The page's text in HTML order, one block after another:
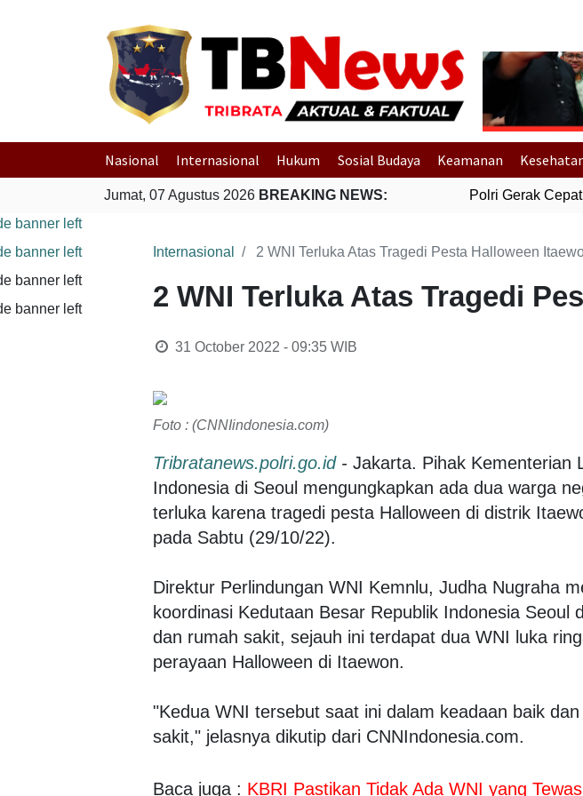
Previous
Nasional Internasional Hukum Sosial Budaya Keamanan
Jumat, 07 Agustus 2026 BREAKING NEWS: Polri Gerak Cepat
Internasional 2 WNI Terluka Atas Tragedi Pesta Halloween
2 WNI Terluka Atas Tragedi
31 October 2022 - 09:35WIB
Foto : (CNNIindonesia.com)
Tribratanews.polri.go.id- Jakarta. Pihak Kementerian
Indonesia di Seoul mengungkapkan ada dua warga
terluka karena tragedi pesta Halloween di distrik
pada Sabtu (29/10/22).
Direktur Perlindungan WNI Kemnlu, Judha Nugraha
koordinasi Kedutaan Besar Republik Indonesia Seoul
dan rumah sakit, sejauh ini terdapat dua WNI luka
perayaan Halloween di Itaewon.
"Kedua WNI tersebut saat ini dalam keadaan baik
sakit," jelasnya dikutip dari CNNIndonesia.com.
Baca juga : KBRI Pastikan Tidak Ada WNI yang